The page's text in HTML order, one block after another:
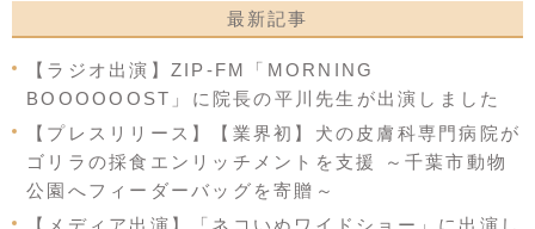
最新記事
【ラジオ出演】ZIP-FM「MORNING
BOOOOOOST」に院長の平川先生が出演しました
【プレスリリース】【業界初】犬の皮膚科専門病院が
ゴリラの採食エンリッチメントを支援 ～千葉市動物
公園へフィーダーバッグを寄贈～
【メディア出演】「ネコいぬワイドショー」に出演し